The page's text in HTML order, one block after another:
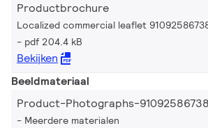
Productbrochure
Localized commercial leaflet
pdf 204.4 kB
Bekijken
Beeldmateriaal
Product-Photographs-
Meerdere materialen